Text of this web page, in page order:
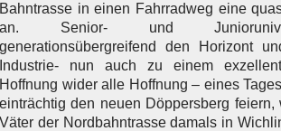
Bahntrasse in einen Fahrradweg eine
an. Senior- und
generationsübergreifend den Horizont
Industrie- nun auch zu einem
Hoffnung wider alle Hoffnung – eines
einträchtig den neuen Döppersberg
Väter der Nordbahntrasse damals in